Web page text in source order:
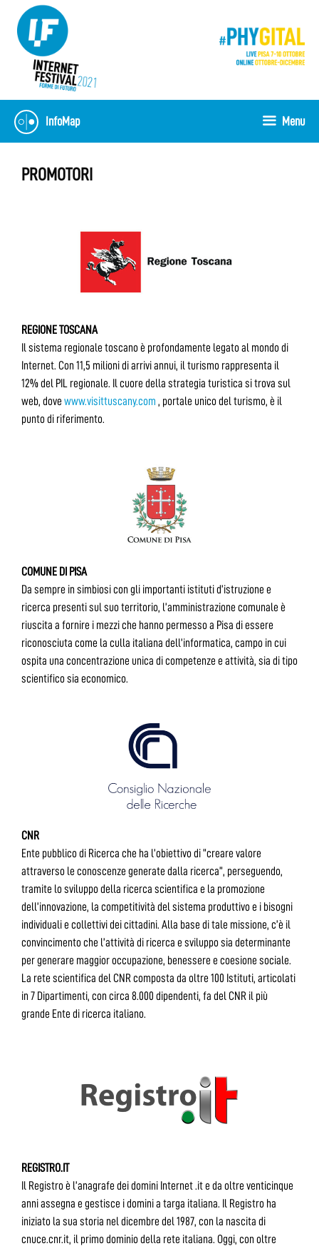
contenuto
InfoMap Menu
PROMOTORI
REGIONE TOSCANA
Il sistema regionale toscano è profondamente legato al mondo di
Internet. Con 11,5 milioni di arrivi annui, il turismo rappresenta il
12% del PIL regionale. Il cuore della strategia turistica si trova sul
web, dove www.visittuscany.com , portale unico del turismo, è il
punto di riferimento.
COMUNE DI PISA
Da sempre in simbiosi con gli importanti istituti d’istruzione e
ricerca presenti sul suo territorio, l’amministrazione comunale è
riuscita a fornire i mezzi che hanno permesso a Pisa di essere
riconosciuta come la culla italiana dell’informatica, campo in cui
ospita una concentrazione unica di competenze e attività, sia di tipo
scientifico sia economico.
CNR
Ente pubblico di Ricerca che ha l’obiettivo di “creare valore
attraverso le conoscenze generate dalla ricerca”, perseguendo,
tramite lo sviluppo della ricerca scientifica e la promozione
dell’innovazione, la competitività del sistema produttivo e i bisogni
individuali e collettivi dei cittadini. Alla base di tale missione, c’è il
convincimento che l’attività di ricerca e sviluppo sia determinante
per generare maggior occupazione, benessere e coesione sociale.
La rete scientifica del CNR composta da oltre 100 Istituti, articolati
in 7 Dipartimenti, con circa 8.000 dipendenti, fa del CNR il più
grande Ente di ricerca italiano.
REGISTRO.IT
Il Registro è l’anagrafe dei domini Internet .it e da oltre venticinque
anni assegna e gestisce i domini a targa italiana. Il Registro ha
iniziato la sua storia nel dicembre del 1987, con la nascita di
cnuce.cnr.it, il primo dominio della rete italiana. Oggi, con oltre